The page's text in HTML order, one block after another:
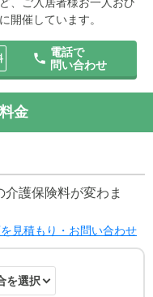
開催しています。
電話で
問い合わせ
金
護保険料が変わま
見積もり・お問い合わせ